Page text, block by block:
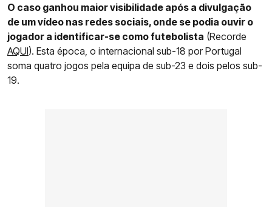
O caso ganhou maior visibilidade após a divulgação
de um vídeo nas redes sociais, onde se podia ouvir o
jogador a identificar-se como futebolista (Recorde
AQUI). Esta época, o internacional sub-18 por Portugal
soma quatro jogos pela equipa de sub-23 e dois pelos sub-
19.